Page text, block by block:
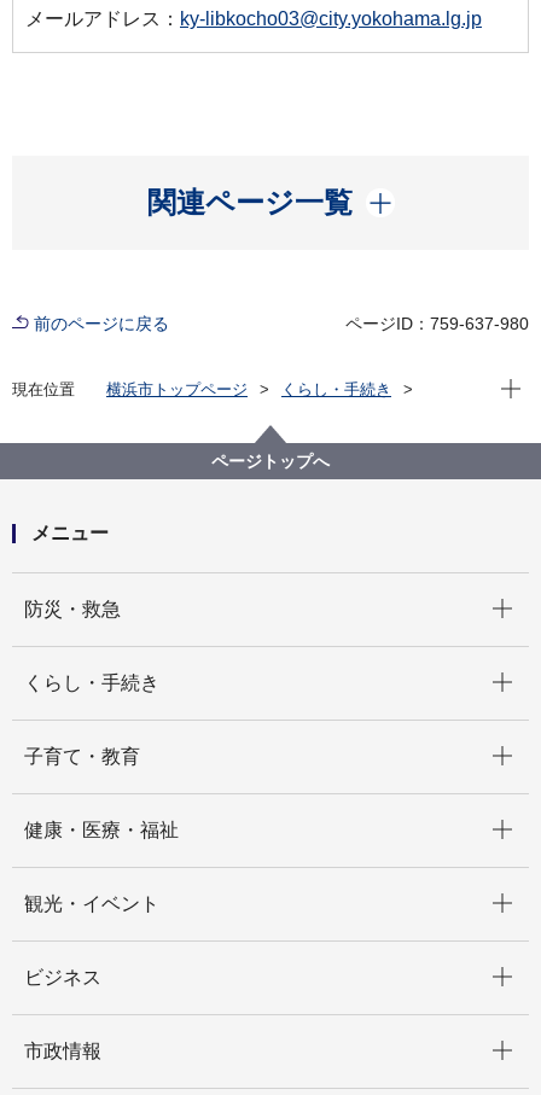
メールアドレス： ky-libkocho03@city.yokohama.lg.jp
関連ページ一覧
開く
前のページに戻る ページID：759-637-980
現在位置 横浜市トップページ
くらし・手続き
神奈川区デジタルライブラリー
（４）中央南部エリア
日本水産ＫＫ高島台アパート 屋上からの展望 ３
現在
ページトップへ
メニュー
防災・救急
くらし・手続き
子育て・教育
健康・医療・福祉
観光・イベント
ビジネス
市政情報